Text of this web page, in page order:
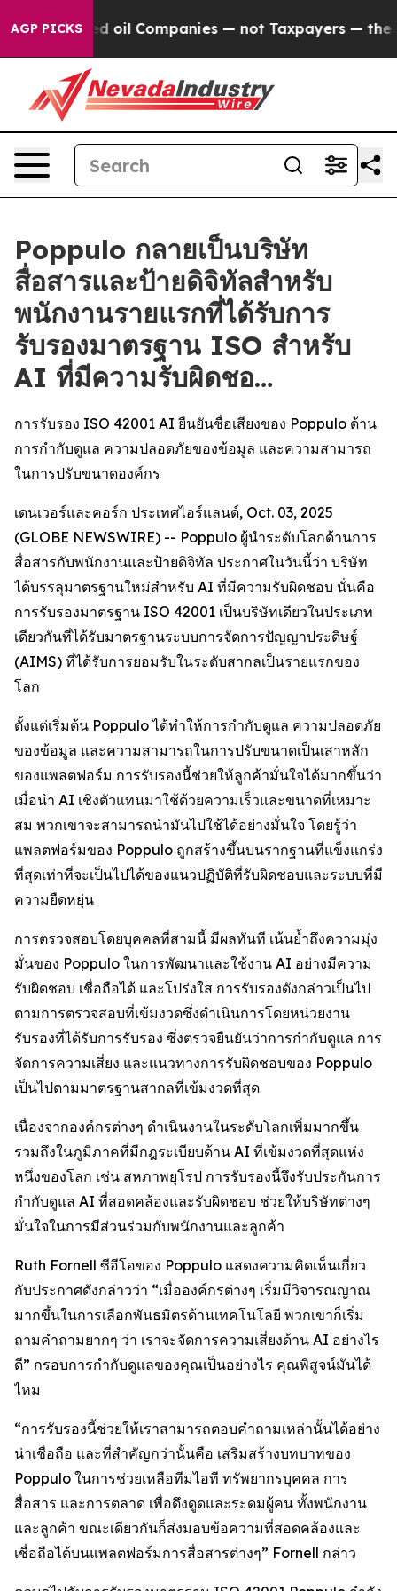
AGP PICKSoil Companies — not Taxpayers — the
Poppulo กลายเป็นบริษัท
สื่อสารและป้ายดิจิทัลสำหรับ
พนักงานรายแรกที่ได้รับการ
รับรองมาตรฐาน ISO สำหรับ
AI ที่มีความรับผิดชอ…
การรับรอง ISO 42001 AI ยืนยันชื่อเสียงของ Poppulo ด้าน
การกำกับดูแล ความปลอดภัยของข้อมูล และความสามารถ
ในการปรับขนาดองค์กร
เดนเวอร์และคอร์ก ประเทศไอร์แลนด์, Oct. 03, 2025
(GLOBE NEWSWIRE) -- Poppulo ผู้นำระดับโลกด้านการ
สื่อสารกับพนักงานและป้ายดิจิทัล ประกาศในวันนี้ว่า บริษัท
ได้บรรลุมาตรฐานใหม่สำหรับ AI ที่มีความรับผิดชอบ นั่นคือ
การรับรองมาตรฐาน ISO 42001 เป็นบริษัทเดียวในประเภท
เดียวกันที่ได้รับมาตรฐานระบบการจัดการปัญญาประดิษฐ์
(AIMS) ที่ได้รับการยอมรับในระดับสากลเป็นรายแรกของ
โลก
ตั้งแต่เริ่มต้น Poppulo ได้ทำให้การกำกับดูแล ความปลอดภัย
ของข้อมูล และความสามารถในการปรับขนาดเป็นเสาหลัก
ของแพลตฟอร์ม การรับรองนี้ช่วยให้ลูกค้ามั่นใจได้มากขึ้นว่า
เมื่อนำ AI เชิงตัวแทนมาใช้ด้วยความเร็วและขนาดที่เหมาะ
สม พวกเขาจะสามารถนำมันไปใช้ได้อย่างมั่นใจ โดยรู้ว่า
แพลตฟอร์มของ Poppulo ถูกสร้างขึ้นบนรากฐานที่แข็งแกร่ง
ที่สุดเท่าที่จะเป็นไปได้ของแนวปฏิบัติที่รับผิดชอบและระบบที่มี
ความยืดหยุ่น
การตรวจสอบโดยบุคคลที่สามนี้ มีผลทันที เน้นย้ำถึงความมุ่ง
มั่นของ Poppulo ในการพัฒนาและใช้งาน AI อย่างมีความ
รับผิดชอบ เชื่อถือได้ และโปร่งใส การรับรองดังกล่าวเป็นไป
ตามการตรวจสอบที่เข้มงวดซึ่งดำเนินการโดยหน่วยงาน
รับรองที่ได้รับการรับรอง ซึ่งตรวจยืนยันว่าการกำกับดูแล การ
จัดการความเสี่ยง และแนวทางการรับผิดชอบของ Poppulo
เป็นไปตามมาตรฐานสากลที่เข้มงวดที่สุด
เนื่องจากองค์กรต่างๆ ดำเนินงานในระดับโลกเพิ่มมากขึ้น
รวมถึงในภูมิภาคที่มีกฎระเบียบด้าน AI ที่เข้มงวดที่สุดแห่ง
หนึ่งของโลก เช่น สหภาพยุโรป การรับรองนี้จึงรับประกันการ
กำกับดูแล AI ที่สอดคล้องและรับผิดชอบ ช่วยให้บริษัทต่างๆ
มั่นใจในการมีส่วนร่วมกับพนักงานและลูกค้า
Ruth Fornell ซีอีโอของ Poppulo แสดงความคิดเห็นเกี่ยว
กับประกาศดังกล่าวว่า “เมื่อองค์กรต่างๆ เริ่มมีวิจารณญาณ
มากขึ้นในการเลือกพันธมิตรด้านเทคโนโลยี พวกเขาก็เริ่ม
ถามคำถามยากๆ ว่า เราจะจัดการความเสี่ยงด้าน AI อย่างไร
ดี” กรอบการกำกับดูแลของคุณเป็นอย่างไร คุณพิสูจน์มันได้
ไหม
“การรับรองนี้ช่วยให้เราสามารถตอบคำถามเหล่านั้นได้อย่าง
น่าเชื่อถือ และที่สำคัญกว่านั้นคือ เสริมสร้างบทบาทของ
Poppulo ในการช่วยเหลือทีมไอที ทรัพยากรบุคคล การ
สื่อสาร และการตลาด เพื่อดึงดูดและระดมผู้คน ทั้งพนักงาน
และลูกค้า ขณะเดียวกันก็ส่งมอบข้อความที่สอดคล้องและ
เชื่อถือได้บนแพลตฟอร์มการสื่อสารต่างๆ” Fornell กล่าว